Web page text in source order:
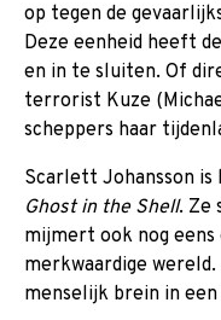
op tegen de
Deze eenheid heeft
en in te sluiten. Of
terrorist Kuze
scheppers haar
Scarlett Johansson
Ghost in the Shell. Ze
mijmert ook nog
merkwaardige
menselijk brein in